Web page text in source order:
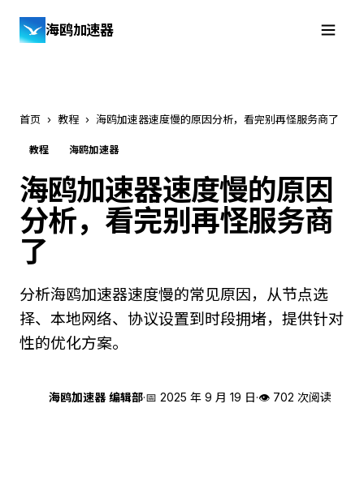
海鸥加速器
首页 › 教程 › 海鸥加速器速度慢的原因分析，看完别再怪服务商了
教程 海鸥加速器
海鸥加速器速度慢的原因
分析，看完别再怪服务商
了
分析海鸥加速器速度慢的常见原因，从节点选
择、本地网络、协议设置到时段拥堵，提供针对
性的优化方案。
海鸥加速器 编辑部·📅 2025 年 9 月 19 日·👁 702 次阅读